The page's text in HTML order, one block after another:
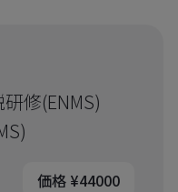
修(ENMS)
価格 ¥44000